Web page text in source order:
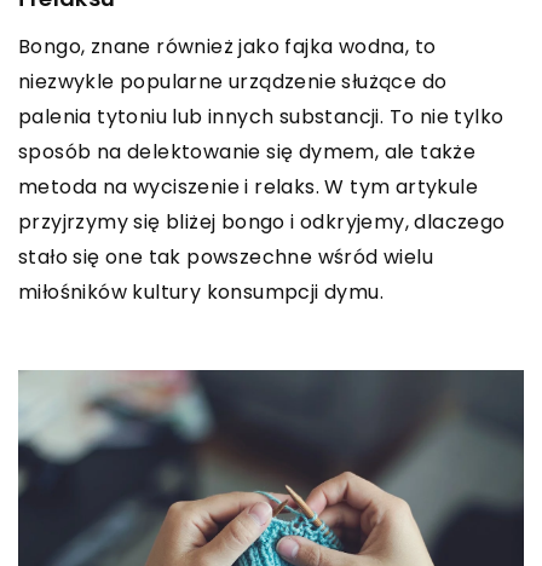
Bongo, znane również jako fajka wodna, to
niezwykle popularne urządzenie służące do
palenia tytoniu lub innych substancji. To nie tylko
sposób na delektowanie się dymem, ale także
metoda na wyciszenie i relaks. W tym artykule
przyjrzymy się bliżej bongo i odkryjemy, dlaczego
stało się one tak powszechne wśród wielu
miłośników kultury konsumpcji dymu.